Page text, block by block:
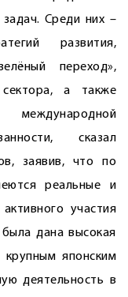
Среди них –
развития,
переход»,
сектора, а также
сказал
заявив, что по
реальные и
участия
дана высокая
японским
деятельность в